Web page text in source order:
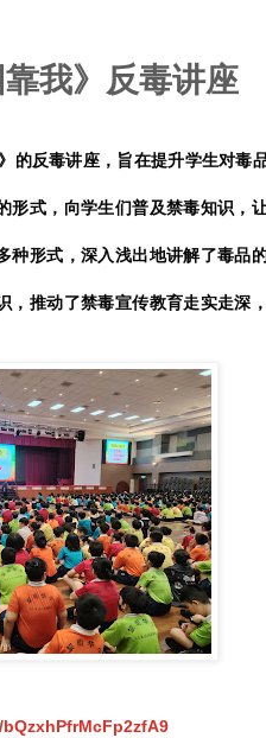
我》反毒讲座
的反毒讲座，旨在提升学生对毒
式，向学生们普及禁毒知识，
形式，深入浅出地讲解了毒品
推动了禁毒宣传教育走实走深